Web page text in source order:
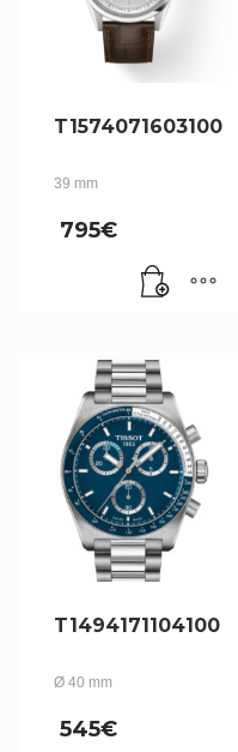
T1574071603100
39 mm
795€
T1494171104100
Ø 40 mm
545€